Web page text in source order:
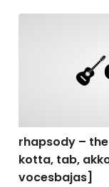
rhapsody –
kotta, tab,
vocesbajas]